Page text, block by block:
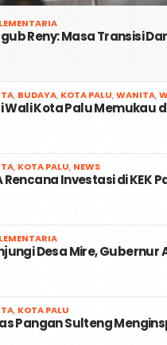
Reny: Masa Transisi
, BUDAYA, KOTA PALU,WANITA,
Wali Kota Palu Memukau
, KOTA PALU, NEWS
Rencana Investasi di KEK
Desa Mire, Gubernur
, KOTA PALU
Pangan Sulteng